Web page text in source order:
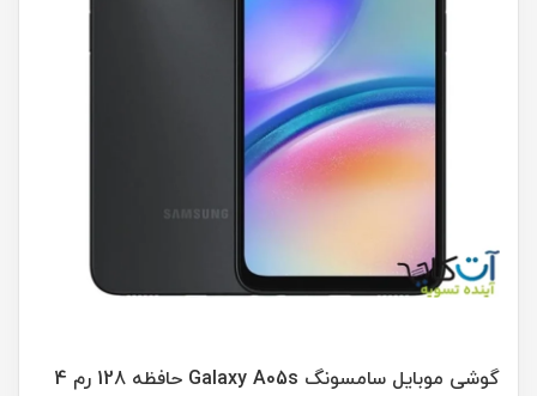
گوشی موبایل سامسونگ Galaxy A05s حافظه 128 رم 4